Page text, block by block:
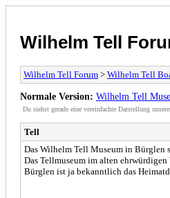
Wilhelm Tell
Wilhelm Tell Forum > Wilhelm Tell
Normale Version: Wilhelm Tell
Du siehst gerade eine vereinfachte Darstellung
Tell
Das Wilhelm Tell Museum in Bürglen
Das Tellmuseum im alten
Bürglen ist ja bekanntlich das